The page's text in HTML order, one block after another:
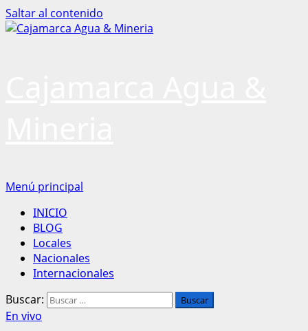
Saltar al contenido
Menú principal
INICIO
BLOG
Locales
Nacionales
Internacionales
Buscar:
En vivo